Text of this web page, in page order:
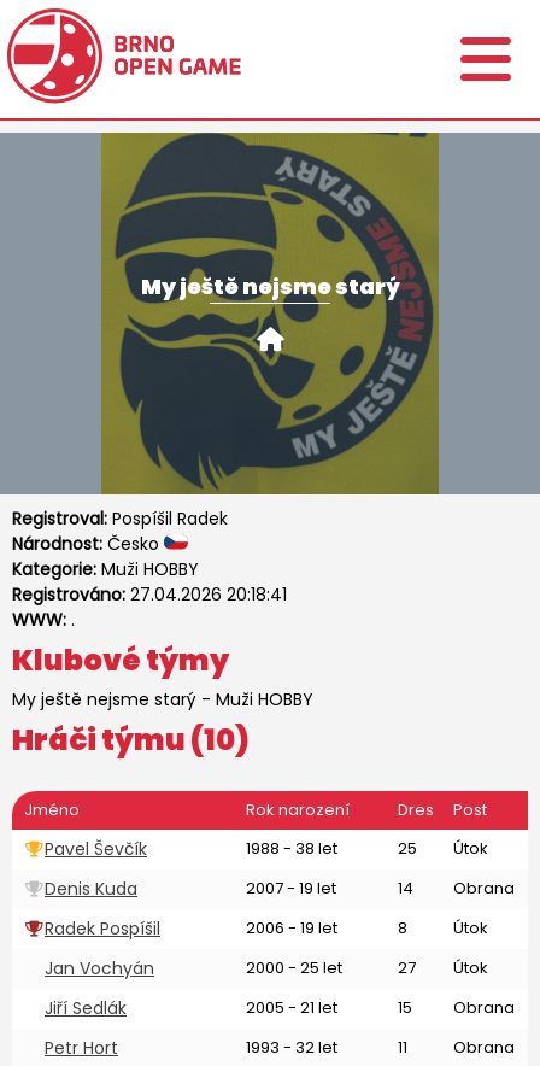
My ještě nejsme starý
Registroval: Pospíšil Radek
Národnost: Česko
Kategorie: Muži HOBBY
Registrováno: 27.04.2026 20:18:41
WWW: .
Klubové týmy
My ještě nejsme starý - Muži HOBBY
Hráči týmu (10)
Jméno Rok narození Dres Post
Pavel Ševčík 1988 - 38 let 25 Útok
Denis Kuda 2007 - 19 let 14 Obrana
Radek Pospíšil 2006 - 19 let 8 Útok
Jan Vochyán 2000 - 25 let 27 Útok
Jiří Sedlák 2005 - 21 let 15 Obrana
Petr Hort 1993 - 32 let 11 Obrana